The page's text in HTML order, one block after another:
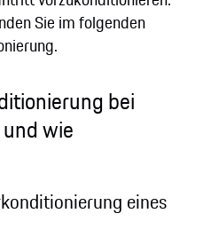
Sie im folgenden
bei
wie
eines